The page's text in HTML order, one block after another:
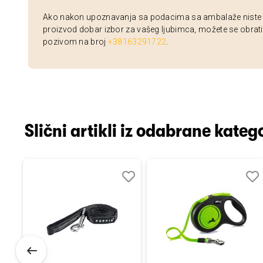
Ako nakon upoznavanja sa podacima sa ambalaže niste
proizvod dobar izbor za vašeg ljubimca, možete se
pozivom na broj +38163291722
Slični artikli iz odabrane
listu
želja